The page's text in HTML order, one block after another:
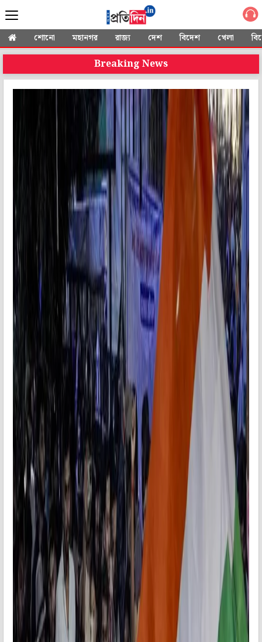
শোনো মহানগর রাজ্য দেশ বিদেশ খেলা
Breaking News